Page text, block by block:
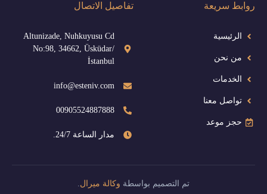
روابط سريعة
الرئيسية
من نحن
الخدمات
تواصل معنا
حجز موعد
تفاصيل الاتصال
Altunizade, Nuhkuyusu Cd
No:98, 34662, Üsküdar/
İstanbul
info@esteniv.com
00905524887888
مدار الساعة 24/7.
تم التصميم بواسطة وكالة ميرال.